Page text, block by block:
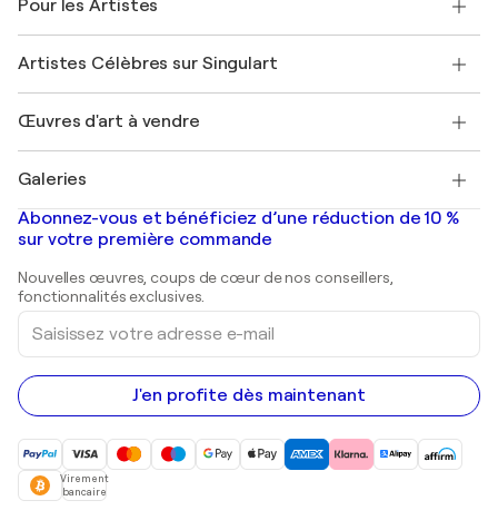
Offrir une carte cadeau
Rejoignez notre programme commercial
Mon compte
+33 1 76 44 06 42
FAQ
Magazine Singulart
Emplois
Découvrez une sélection d'art original
Pour les Artistes
Se connecter en tant qu'Artiste
Artistes Célèbres sur Singulart
Marc Chagall
Banksy
Mr. Brainwash
Shepard Fairey
Œuvres d'art à vendre
Tableaux abstraits à vendre
Peintures de paysage
Estampes
Peintures acryliques
Galeries
Galeries d'art en France
Galeries d'art en Belgique
Abonnez-vous et bénéficiez d’une réduction de 10 %
sur votre première commande
Nouvelles œuvres, coups de cœur de nos conseillers,
fonctionnalités exclusives.
Saisissez
votre
adresse
e-
mail
J'en profite dès maintenant
Virement
bancaire